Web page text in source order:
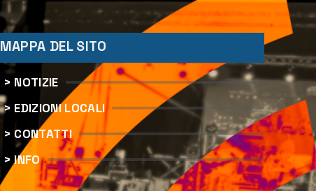
MAPPA DEL SITO
> NOTIZIE
> EDIZIONI LOCALI
> CONTATTI
> INFO